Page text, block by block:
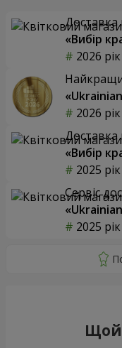
Доставка
«Вибір
2026 рік
2026 рік
Доставка
«Вибір
2025 рік
Сервіс
2025 рік